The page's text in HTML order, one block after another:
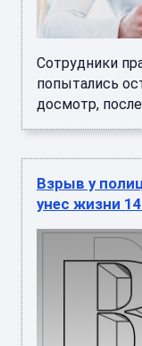
Сотрудники
попытались
досмотр,
Взрыв у
унес жизни